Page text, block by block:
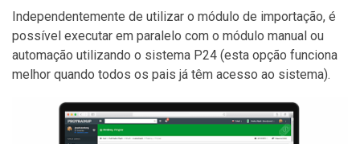
Independentemente de utilizar o módulo de importação, é
possível executar em paralelo com o módulo manual ou
automação utilizando o sistema P24 (esta opção funciona
melhor quando todos os pais já têm acesso ao sistema).